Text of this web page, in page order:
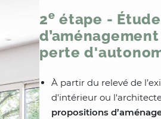
2e étape -
perte
À partir du relevé de
d'intérieur ou
propositions